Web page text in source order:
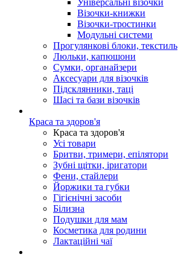
Універсальні візочки
Візочки-книжки
Візочки-тростинки
Модульні системи
Прогулянкові блоки, текстиль
Люльки, капюшони
Сумки, органайзери
Аксесуари для візочків
Підсклянники, таці
Шасі та бази візочків
Краса та здоров'я
Краса та здоров'я
Усі товари
Бритви, тримери, епілятори
Зубні щітки, іригатори
Фени, стайлери
Йоржики та губки
Гігієнічні засоби
Білизна
Подушки для мам
Косметика для родини
Лактаційні чаї